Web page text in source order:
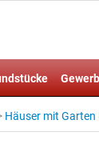
Häuser mit